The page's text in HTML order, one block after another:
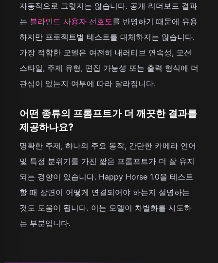
자동적으로 그렇지는 않습니다. 공개 리더보드 결과
는 블라인드 사용자 선호도를 반영하기 때문에 유용
하지만 프로젝트별 테스트를 대체하지는 않습니다.
가장 적합한 모델은 여전히 내러티브 연속성, 모션
스타일, 주제 유형, 편집 가능성 또는 출력 형식에 더
관심이 있는지 여부에 따라 달라집니다.
어떤 종류의 프롬프트가 더 깨끗한 결과를
제공하나요?
명확한 주제, 하나의 주요 동작, 간단한 카메라 언어
및 특정 분위기를 가진 짧은 프롬프트가 더 잘 유지
되는 경향이 있습니다. Happy Horse 1.0을 테스트
할 때 장면이 어떻게 연결되어야 하는지 설명하는
것도 도움이 됩니다. 이는 모델이 차별화를 시도하
는 부분입니다.